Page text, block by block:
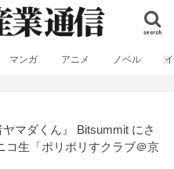
search
マンガ アニメ ノベル
マダくん』 Bitsummit にさ
コ生「ポリポリすクラブ＠京